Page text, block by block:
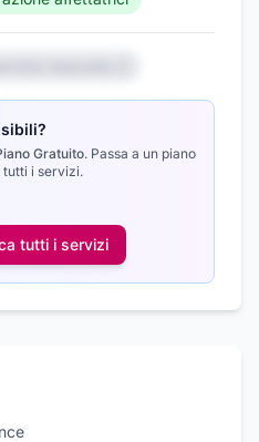
Gratuito. Passa a un piano
i servizi.
tutti i servizi